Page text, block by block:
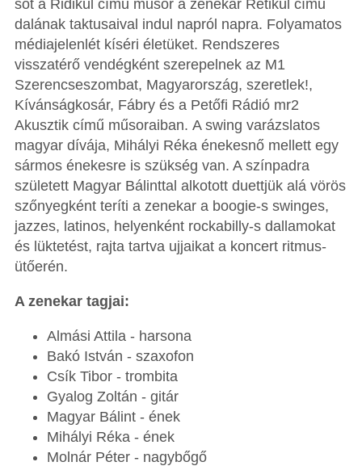
sőt a Ridikül című műsor a zenekar Retikül című
dalának taktusaival indul napról napra. Folyamatos
médiajelenlét kíséri életüket. Rendszeres
visszatérő vendégként szerepelnek az M1
Szerencseszombat, Magyarország, szeretlek!,
Kívánságkosár, Fábry és a Petőfi Rádió mr2
Akusztik című műsoraiban. A swing varázslatos
magyar dívája, Mihályi Réka énekesnő mellett egy
sármos énekesre is szükség van. A színpadra
született Magyar Bálinttal alkotott duettjük alá vörös
szőnyegként teríti a zenekar a boogie-s swinges,
jazzes, latinos, helyenként rockabilly-s dallamokat
és lüktetést, rajta tartva ujjaikat a koncert ritmus-
ütőerén.
A zenekar tagjai:
Almási Attila - harsona
Bakó István - szaxofon
Csík Tibor - trombita
Gyalog Zoltán - gitár
Magyar Bálint - ének
Mihályi Réka - ének
Molnár Péter - nagybőgő